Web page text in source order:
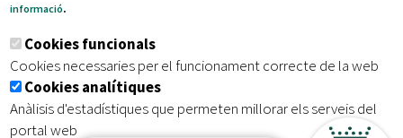
Subscriu-te al nostre butlletí
Inici | Avís legal | Protecció de dades
| Accessibilitat
informació.
Cookies funcionals
Cookies necessaries per el funcionament correcte de la web
Cookies analítiques
Anàlisis d'estadístiques que permeten millorar els serveis del
portal web